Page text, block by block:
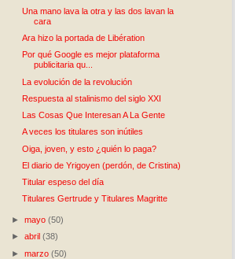
Una mano lava la otra y las dos lavan la
cara
Ara hizo la portada de Libération
Por qué Google es mejor plataforma
publicitaria qu...
La evolución de la revolución
Respuesta al stalinismo del siglo XXI
Las Cosas Que Interesan A La Gente
A veces los titulares son inútiles
Oiga, joven, y esto ¿quién lo paga?
El diario de Yrigoyen (perdón, de Cristina)
Titular espeso del día
Titulares Gertrude y Titulares Magritte
►mayo(50)
►abril(38)
►marzo(50)